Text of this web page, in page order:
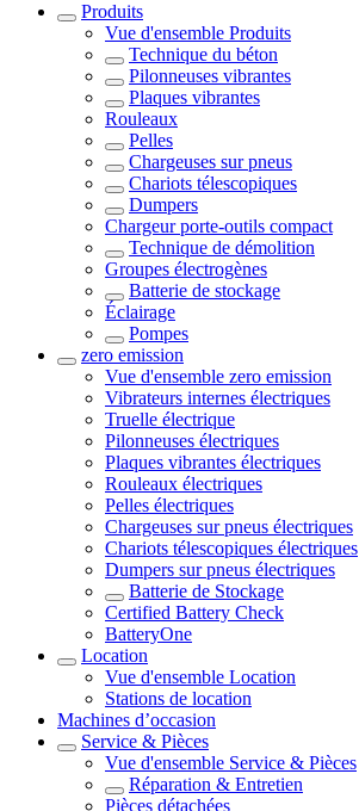
Produits
Vue d'ensemble Produits
Technique du béton
Pilonneuses vibrantes
Plaques vibrantes
Rouleaux
Pelles
Chargeuses sur pneus
Chariots télescopiques
Dumpers
Chargeur porte-outils compact
Technique de démolition
Groupes électrogènes
Batterie de stockage
Éclairage
Pompes
zero emission
Vue d'ensemble zero emission
Vibrateurs internes électriques
Truelle électrique
Pilonneuses électriques
Plaques vibrantes électriques
Rouleaux électriques
Pelles électriques
Chargeuses sur pneus électriques
Chariots télescopiques électriques
Dumpers sur pneus électriques
Batterie de Stockage
Certified Battery Check
BatteryOne
Location
Vue d'ensemble Location
Stations de location
Machines d’occasion
Service & Pièces
Vue d'ensemble Service & Pièces
Réparation & Entretien
Pièces détachées